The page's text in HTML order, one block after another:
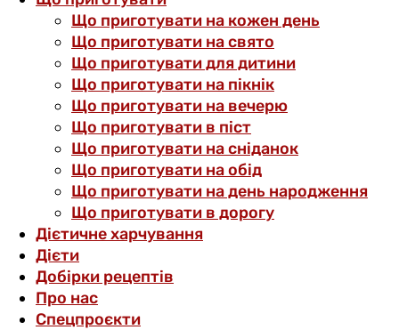
Що приготувати на кожен день
Що приготувати на свято
Що приготувати для дитини
Що приготувати на пікнік
Що приготувати на вечерю
Що приготувати в піст
Що приготувати на сніданок
Що приготувати на обід
Що приготувати на день народження
Що приготувати в дорогу
Дієтичне харчування
Дієти
Добірки рецептів
Про нас
Спецпроєкти